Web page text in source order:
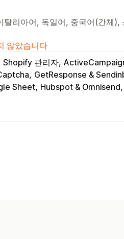
탈리아어, 독일어, 중국어(간체),
않았습니다
Shopify 관리자
GetResponse &
Sheet Hubspot & Omnisend